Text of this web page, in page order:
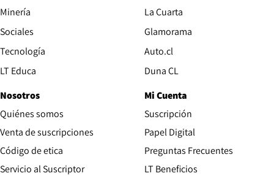
Minería
Sociales
Tecnología
LT Educa
La Cuarta
Glamorama
Auto.cl
Duna CL
Nosotros
Quiénes somos
Venta de suscripciones
Código de etica Opens in new window
Servicio al Suscriptor
Mi Cuenta
Suscripción
Papel Digital
Preguntas Frecuentes
LT Beneficios